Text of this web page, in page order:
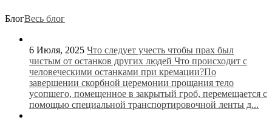
БлогВесь блог
6 Июля, 2025 Что следует учесть чтобы прах был
чистым от останков других людей Что происходит с
человеческими останками при кремации?По
завершении скорбной церемонии прощания тело
усопшего, помещенное в закрытый гроб, перемещается с
помощью специальной транспортировочной ленты д...